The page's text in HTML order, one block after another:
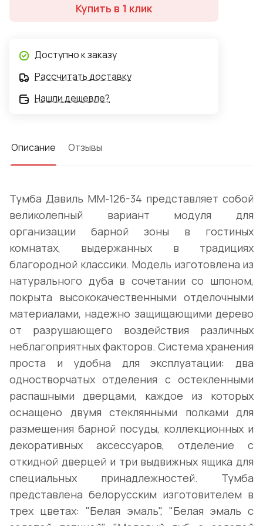
представлена белорусским изготовителем в трех
Купить в 1 клик
Доступно к заказу
Рассчитать доставку
Нашли дешевле?
Описание Отзывы
Тумба Давиль ММ-126-34 представляет собой
великолепный вариант модуля для
организации барной зоны в гостиных
комнатах, выдержанных в традициях
благородной классики. Модель изготовлена из
натурального дуба в сочетании со шпоном,
покрыта высококачественными отделочными
материалами, надежно защищающими дерево
от разрушающего воздействия различных
неблагоприятных факторов. Система хранения
проста и удобна для эксплуатации: два
одностворчатых отделения с остекленными
распашными дверцами, каждое из которых
оснащено двумя стеклянными полками для
размещения барной посуды, коллекционных и
декоративных аксессуаров, отделение с
откидной дверцей и три выдвижных ящика для
специальных принадлежностей. Тумба
представлена белорусским изготовителем в
трех цветах: "Белая эмаль", "Белая эмаль с